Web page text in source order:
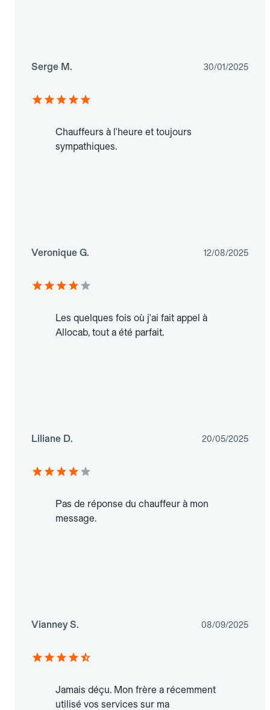
Serge M. 30/01/2025
Chauffeurs à l'heure et toujours
sympathiques.
Veronique G. 12/08/2025
Les quelques fois où j'ai fait appel à
Allocab, tout a été parfait.
Liliane D. 20/05/2025
Pas de réponse du chauffeur à mon
message.
Vianney S. 08/09/2025
Jamais déçu. Mon frère a récemment
utilisé vos services sur ma